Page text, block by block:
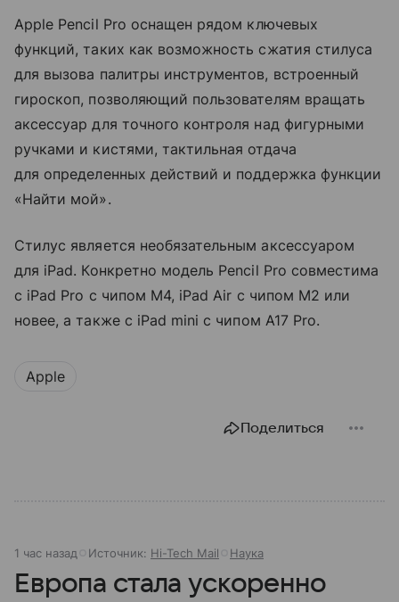
Apple Pencil Pro оснащен рядом ключевых
функций, таких как возможность сжатия стилуса
для вызова палитры инструментов, встроенный
гироскоп, позволяющий пользователям вращать
аксессуар для точного контроля над фигурными
ручками и кистями, тактильная отдача
для определенных действий и поддержка функции
«Найти мой».
Стилус является необязательным аксессуаром
для iPad. Конкретно модель Pencil Pro совместима
с iPad Pro с чипом M4, iPad Air с чипом M2 или
новее, а также с iPad mini с чипом A17 Pro.
Apple
Поделиться
1 час назад Источник: Hi-Tech Mail Наука
Европа стала ускоренно